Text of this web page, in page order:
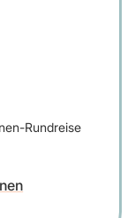
Rundreise